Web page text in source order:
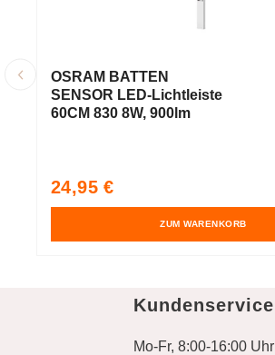
OSRAM BATTEN
SENSOR LED-Lichtleiste
60CM 830 8W, 900lm
Normaler
Preis
24,95 €
ZUM WARENKORB
Kundenservice
Mo-Fr, 8:00-16:00 Uhr